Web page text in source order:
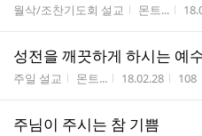
게시판명
월삭/조찬기도회 설교 작성자
몬트... 작
성전을 깨끗하게 하시는 예
게시판명
주일 설교 작성자
몬트... 작성시간
18.02.28 조회
108
주님이 주시는 참 기쁨